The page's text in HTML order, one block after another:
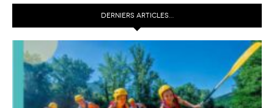
DERNIERS ARTICLES…